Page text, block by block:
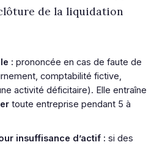
de la liquidation
: prononcée en cas de faute de
comptabilité fictive,
activité déficitaire). Elle entraîne
toute entreprise pendant 5 à
insuffisance d’actif : si des